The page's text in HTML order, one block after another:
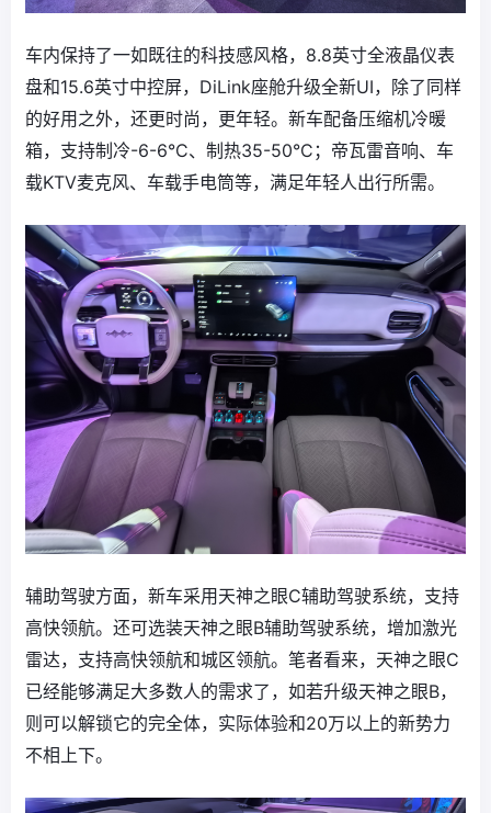
车内保持了一如既往的科技感风格，8.8英寸全液晶仪表
盘和15.6英寸中控屏，DiLink座舱升级全新UI，除了同样
的好用之外，还更时尚，更年轻。新车配备压缩机冷暖
箱，支持制冷-6-6°C、制热35-50°C；帝瓦雷音响、车
载KTV麦克风、车载手电筒等，满足年轻人出行所需。
辅助驾驶方面，新车采用天神之眼C辅助驾驶系统，支持
高快领航。还可选装天神之眼B辅助驾驶系统，增加激光
雷达，支持高快领航和城区领航。笔者看来，天神之眼C
已经能够满足大多数人的需求了，如若升级天神之眼B，
则可以解锁它的完全体，实际体验和20万以上的新势力
不相上下。